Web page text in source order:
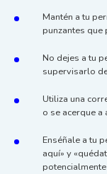
Mantén a tu
punzantes que
No dejes a tu
supervisarlo
Utiliza una
o se acerque
Enséñale a tu
aquí» y